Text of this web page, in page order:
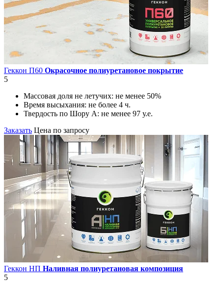
Геккон П60 Окрасочное полиуретановое покрытие
5
Массовая доля не летучих: не менее 50%
Время высыхания: не более 4 ч.
Твердость по Шору А: не менее 97 у.е.
Заказать Цена по запросу
Геккон НП Наливная полиуретановая композиция
5